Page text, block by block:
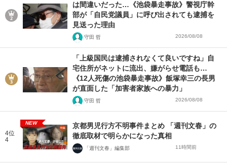
は間違いだった…《池袋暴走事故》警視庁幹
部が「自民党議員」に呼び出されても逮捕を
見送った理由
守田 哲 2026/08/08
「上級国民は逮捕されなくて良いですね」自
宅住所がネットに流出、嫌がらせ電話も…
《12人死傷の池袋暴走事故》飯塚幸三の長男
が直面した「加害者家族への暴力」
守田 哲 2026/08/08
4位
4
NEW
京都男児行方不明事件まとめ 「週刊文春」の
徹底取材で明らかになった真相
「週刊文春」編集部 11時間前